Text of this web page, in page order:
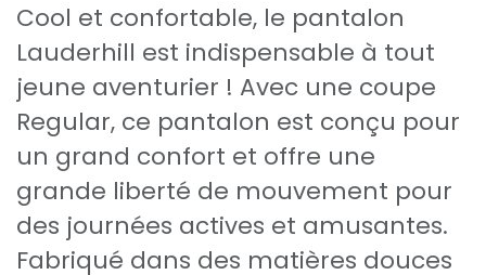
Cool et confortable, le pantalon
Lauderhill est indispensable à tout
jeune aventurier ! Avec une coupe
Regular, ce pantalon est conçu pour
un grand confort et offre une
grande liberté de mouvement pour
des journées actives et amusantes.
Fabriqué dans des matières douces